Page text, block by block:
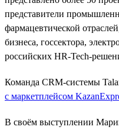
представители
фармацевтической
бизнеса, госсектора,
российских HR-Tech-
Команда CRM-системы
с маркетплейсом
В своём выступлении